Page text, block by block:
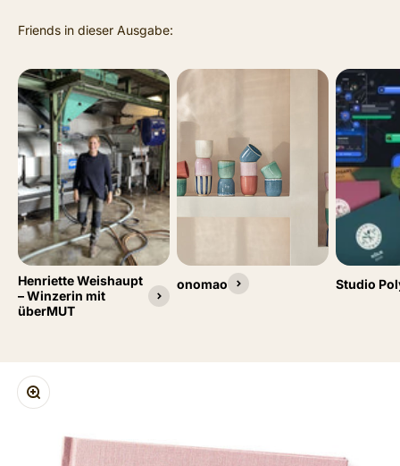
Henriette Weishaupt
– Winzerin mit
überMUT
onomao Studio
ZOOM